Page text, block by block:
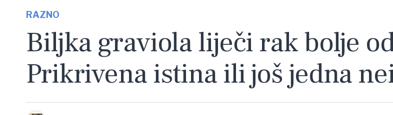
RAZNO
Biljka graviola liječi rak bolje
Prikrivena istina ili još jedna